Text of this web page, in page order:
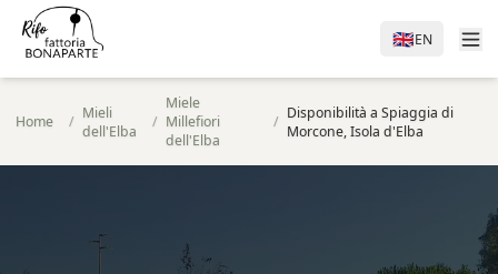
🇬🇧EN
Home / Mieli
dell'Elba
/
Miele
Millefiori
dell'Elba
/ Disponibilità a Spiaggia di
Morcone, Isola d'Elba